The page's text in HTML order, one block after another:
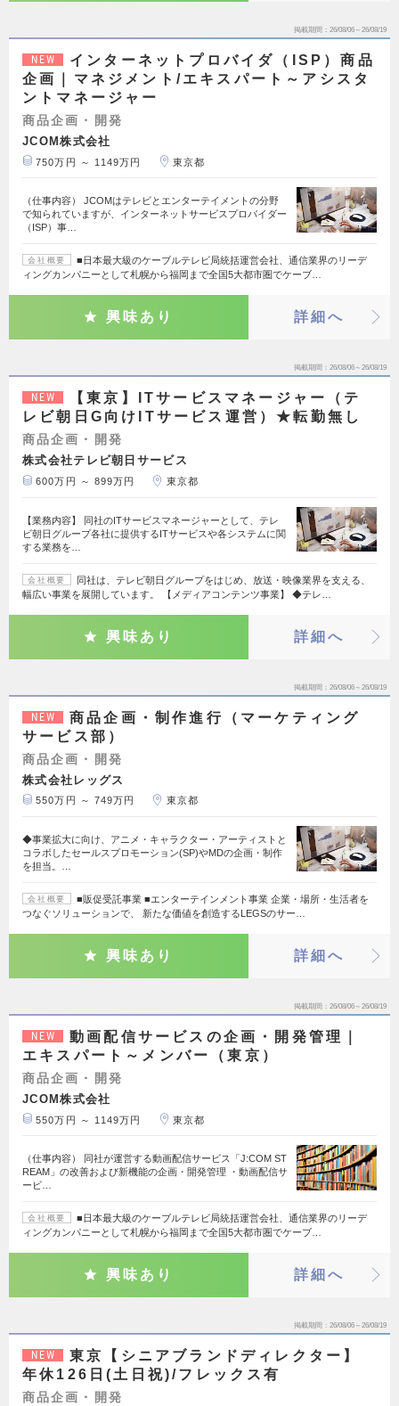
掲載期間 26/08/06～26/08/19
NEW
インターネットプロバイダ（ISP）商品
企画｜マネジメント/エキスパート～アシスタ
ントマネージャー
商品企画・開発
JCOM株式会社
750万円 ～ 1149万円 東京都
（仕事内容） JCOMはテレビとエンターテイメントの分野
で知られていますが、インターネットサービスプロバイダー
（ISP）事…
会社概要
■日本最大級のケーブルテレビ局統括運営会社、通信業界のリーデ
ィングカンパニーとして札幌から福岡まで全国5大都市圏でケーブ…
興味あり 詳細へ
掲載期間 26/08/06～26/08/19
NEW
【東京】ITサービスマネージャー（テ
レビ朝日G向けITサービス運営）★転勤無し
商品企画・開発
株式会社テレビ朝日サービス
600万円 ～ 899万円 東京都
【業務内容】 同社のITサービスマネージャーとして、テレ
ビ朝日グループ各社に提供するITサービスや各システムに関
する業務を…
会社概要
同社は、テレビ朝日グループをはじめ、放送・映像業界を支える、
幅広い事業を展開しています。 【メディアコンテンツ事業】 ◆テレ…
興味あり 詳細へ
掲載期間 26/08/06～26/08/19
NEW
商品企画・制作進行（マーケティング
サービス部）
商品企画・開発
株式会社レッグス
550万円 ～ 749万円 東京都
◆事業拡大に向け、アニメ・キャラクター・アーティストと
コラボしたセールスプロモーション(SP)やMDの企画・制作
を担当。…
会社概要
■販促受託事業 ■エンターテインメント事業 企業・場所・生活者を
つなぐソリューションで、 新たな価値を創造するLEGSのサー…
興味あり 詳細へ
掲載期間 26/08/06～26/08/19
NEW
動画配信サービスの企画・開発管理｜
エキスパート～メンバー（東京）
商品企画・開発
JCOM株式会社
550万円 ～ 1149万円 東京都
（仕事内容） 同社が運営する動画配信サービス「J:COM ST
REAM」の改善および新機能の企画・開発管理 ・動画配信サ
ービ…
会社概要
■日本最大級のケーブルテレビ局統括運営会社、通信業界のリーデ
ィングカンパニーとして札幌から福岡まで全国5大都市圏でケーブ…
興味あり 詳細へ
掲載期間 26/08/06～26/08/19
NEW
東京【シニアブランドディレクター】
年休126日(土日祝)/フレックス有
商品企画・開発